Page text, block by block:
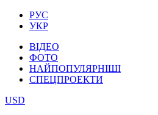
РУС
УКР
ВІДЕО
ФОТО
НАЙПОПУЛЯРНІШІ
СПЕЦПРОЕКТИ
USD